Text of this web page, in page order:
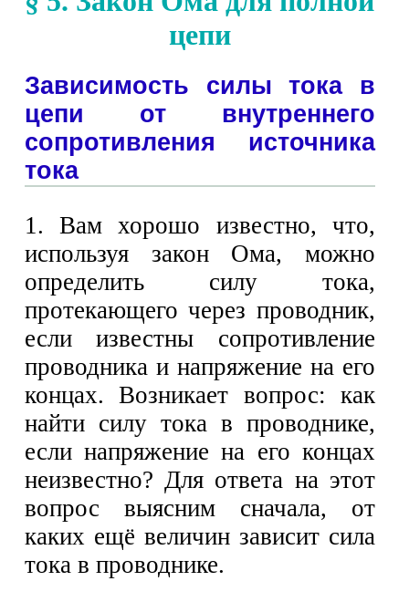
цепи
Зависимость силы тока в
цепи от внутреннего
сопротивления источника
тока
1. Вам хорошо известно, что,
используя закон Ома, можно
определить силу тока,
протекающего через проводник,
если известны сопротивление
проводника и напряжение на его
концах. Возникает вопрос: как
найти силу тока в проводнике,
если напряжение на его концах
неизвестно? Для ответа на этот
вопрос выясним сначала, от
каких ещё величин зависит сила
тока в проводнике.